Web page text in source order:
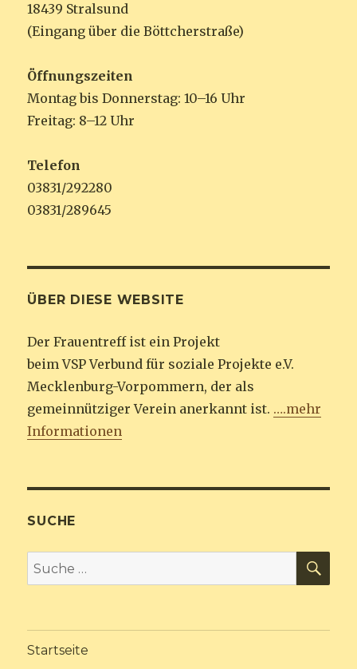
18439 Stralsund
(Eingang über die Böttcherstraße)
Öffnungszeiten
Montag bis Donnerstag: 10–16 Uhr
Freitag: 8–12 Uhr
Telefon
03831/292280
03831/289645
ÜBER DIESE WEBSITE
Der Frauentreff ist ein Projekt
beim VSP Verbund für soziale Projekte e.V.
Mecklenburg-Vorpommern, der als
gemeinnütziger Verein anerkannt ist. ….mehr
Informationen
SUCHE
Suche
nach:
Startseite